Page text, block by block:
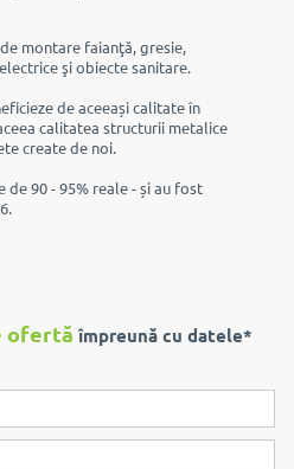
montare faianţă, gresie,
şi obiecte sanitare.
de aceeași calitate în
calitatea structurii metalice
create de noi.
90 - 95% reale - și au fost
ofertă împreună cu datele*